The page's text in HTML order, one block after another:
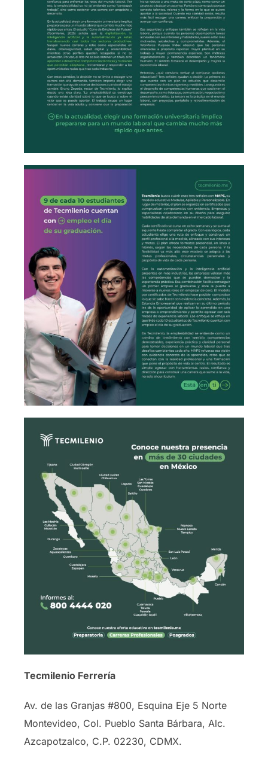
Tecmilenio Ferrería
Av. de las Granjas #800, Esquina Eje 5 Norte
Montevideo, Col. Pueblo Santa Bárbara, Alc.
Azcapotzalco, C.P. 02230, CDMX.